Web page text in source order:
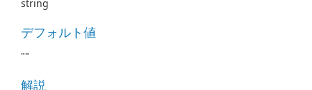
string
デフォルト値
""
解説